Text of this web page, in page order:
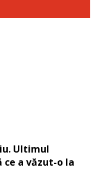
Ultimul
a văzut-o la